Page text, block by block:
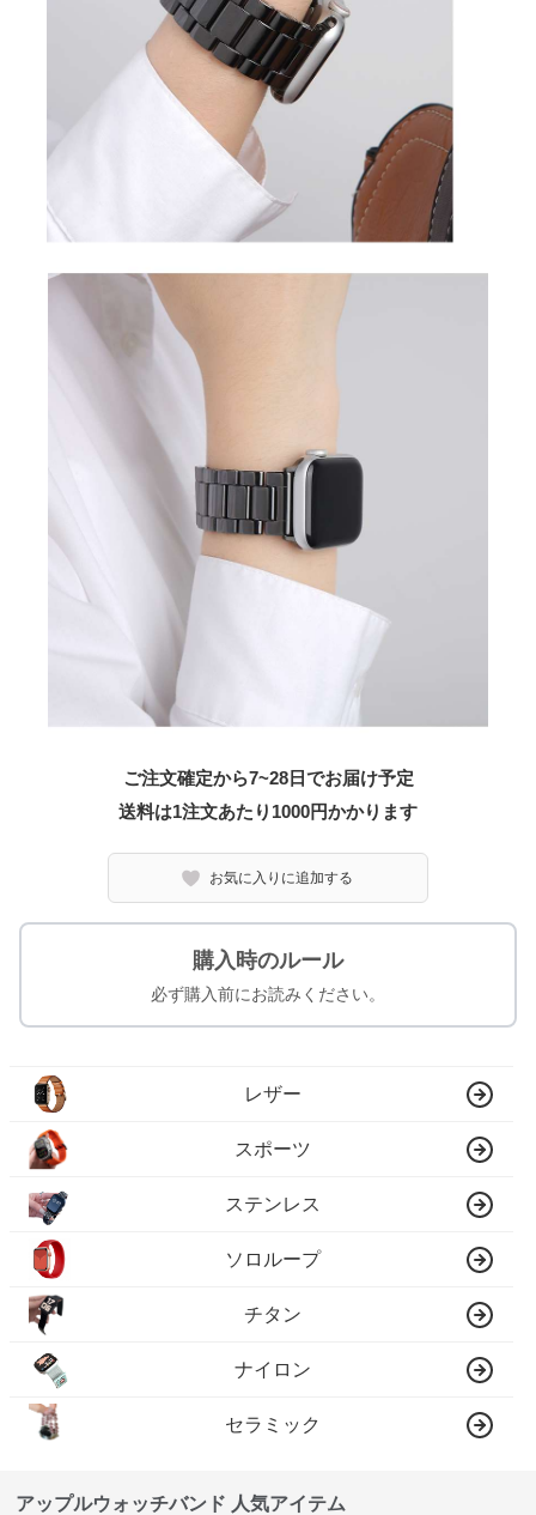
ご注文確定から7~28日でお届け予定
送料は1注文あたり 1000円かかります
お気に入りに追加する
購入時のルール
必ず購入前にお読みください。
レザー
スポーツ
ステンレス
ソロループ
チタン
ナイロン
セラミック
アップルウォッチバンド 人気アイテム